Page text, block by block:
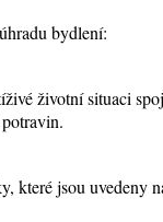
bydlení:
životní situaci
které jsou